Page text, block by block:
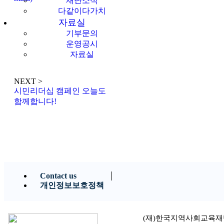
다같이다가치
자료실
기부문의
운영공시
자료실
NEXT >
시민리더십 캠페인 오늘도
함께합니다!
Contact us
개인정보보호정책
(재)한국지역사회교육